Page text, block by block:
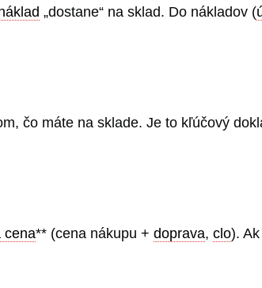
„dostane“ na sklad. Do nákladov (
čo máte na sklade. Je to kľúčový
cena** (cena nákupu + doprava, clo).